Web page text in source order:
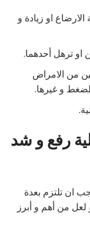
الارضاع او زيادة و
او ترهل أحدهما.
من الامراض
و غيرها.
رفع و شد
ان تلتزم بعدة
من أهم و أبرز